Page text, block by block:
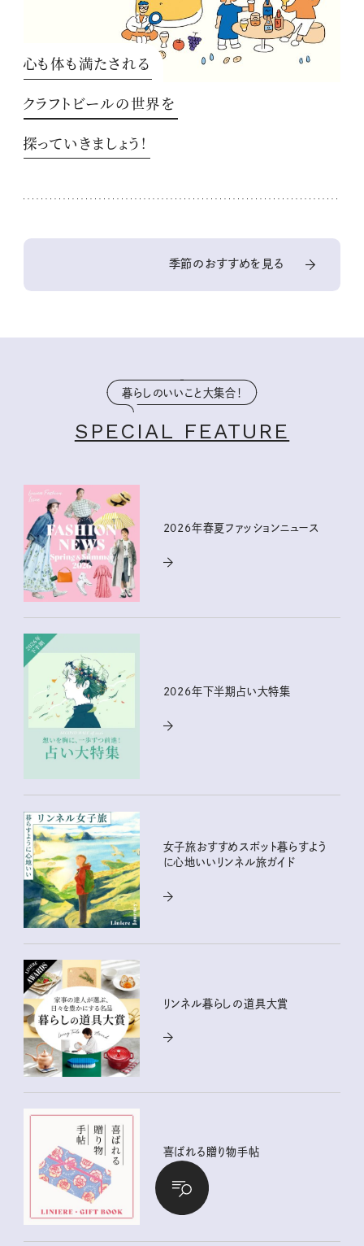
心も体も満たされる
クラフトビールの世界を
探っていきましょう！
季節のおすすめを見る
暮らしのいいこと大集合！
SPECIAL FEATURE
2026年春夏ファッションニュース
2026年下半期占い大特集
女子旅おすすめスポット暮らすよう
に心地いいリンネル旅ガイド
リンネル暮らしの道具大賞
喜ばれる贈り物手帖